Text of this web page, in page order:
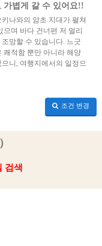
가볍게 갈 수 있어요!!
나와의 암초 지대가 펼쳐
으며 바다 건너편 저 멀리
망할 수 있습니다. 느긋
쾌적함 뿐만 아니라 해양
니, 여행지에서의 일정으
조건 변경
검색